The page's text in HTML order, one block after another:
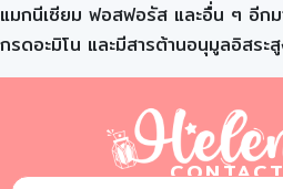
แมกนีเซียม ฟอสฟอรัส และอื่น ๆ อีก
กรดอะมิโน และมีสารต้านอนุมูลอิสร